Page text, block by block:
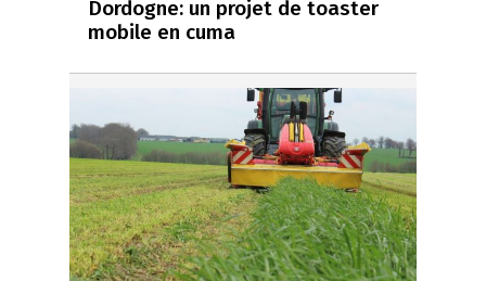
Dordogne: un projet de toaster
mobile en cuma